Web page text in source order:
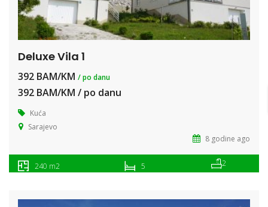
Deluxe Vila 1
392 BAM/KM / po danu
392 BAM/KM / po danu
Kuća
Sarajevo
8 godine ago
240 m2 5 2